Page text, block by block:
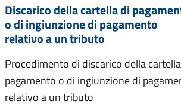
Discarico della cartella di
o di ingiunzione di pagamento
relativo a un tributo
Procedimento di discarico della
pagamento o di ingiunzione di
relativo a un tributo